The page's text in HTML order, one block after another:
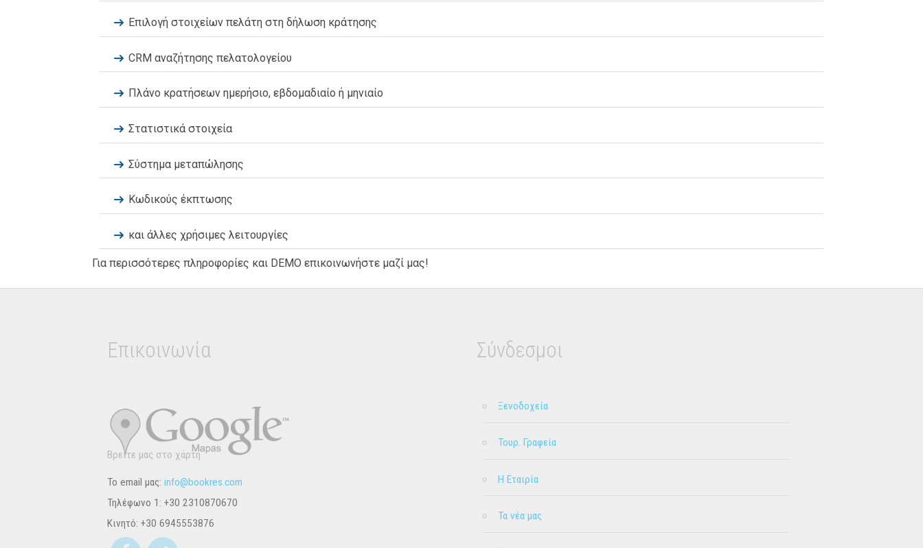
Επιλογή στοιχείων πελάτη στη δήλωση κράτησης
CRM αναζήτησης πελατολογείου
Πλάνο κρατήσεων ημερήσιο, εβδομαδιαίο ή μηνιαίο
Στατιστικά στοιχεία
Σύστημα μεταπώλησης
Κωδικούς έκπτωσης
και άλλες χρήσιμες λειτουργίες
Για περισσότερες πληροφορίες και DEMO επικοινωνήστε μαζί μας!
Επικοινωνία
Βρείτε μας στο χάρτη
Το email μας: info@bookres.com
Τηλέφωνο 1: +30 2310870670
Κινητό: +30 6945553876
Σύνδεσμοι
Ξενοδοχεία
Τουρ. Γραφεία
Η Εταιρία
Τα νέα μας